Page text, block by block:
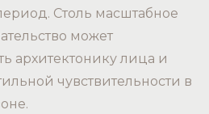
Столь масштабное
может
архитектонику лица и
чувствительности в